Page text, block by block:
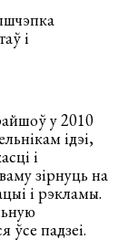
і
у 2010
ідэі,
і
зірнуць на
і рэкламы.
ўсе падзеі.